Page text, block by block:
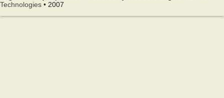
Technologies • 2007